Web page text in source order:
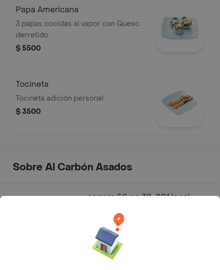
Papa Americana
3 papas cocidas al vapor con Queso
derretido
$ 5500
Tocineta
Tocineta adición personal
$ 3500
Sobre Al Carbón Asados
carrera 50 no 38-201 local
fabricato bello-antioquia
Arepas